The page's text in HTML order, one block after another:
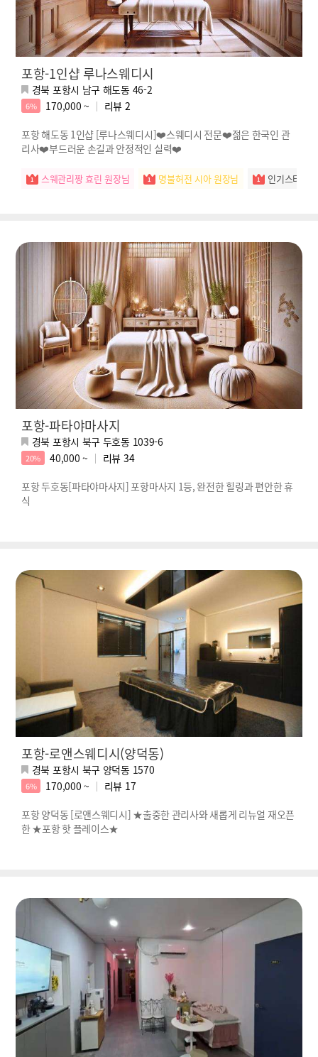
포항-1인샵 루나스웨디시
경북 포항시 남구 해도동 46-2
6% 170,000 ~ 리뷰 2
포항 해도동 1인샵 [루나스웨디시]❤️스웨디시 전문❤️젊은 한국인 관
리사❤️부드러운 손길과 안정적인 실력❤️
스웨관리짱 효린 원장님 명불허전 시아 원장님 인기스타 예
포항-파타야마사지
경북 포항시 북구 두호동 1039-6
20% 40,000 ~ 리뷰 34
포항 두호동[파타야마사지] 포항마사지 1등, 완전한 힐링과 편안한 휴
식
포항-로앤스웨디시(양덕동)
경북 포항시 북구 양덕동 1570
6% 170,000 ~ 리뷰 17
포항 양덕동 [로앤스웨디시] ★출중한 관리사와 새롭게 리뉴얼 재오픈
한 ★포항 핫 플레이스★